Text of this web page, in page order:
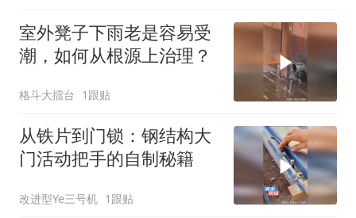
室外凳子下雨老是容易受
潮，如何从根源上治理？
格斗大擂台 1跟贴
从铁片到门锁：钢结构大
门活动把手的自制秘籍
改进型Ye三号机 1跟贴